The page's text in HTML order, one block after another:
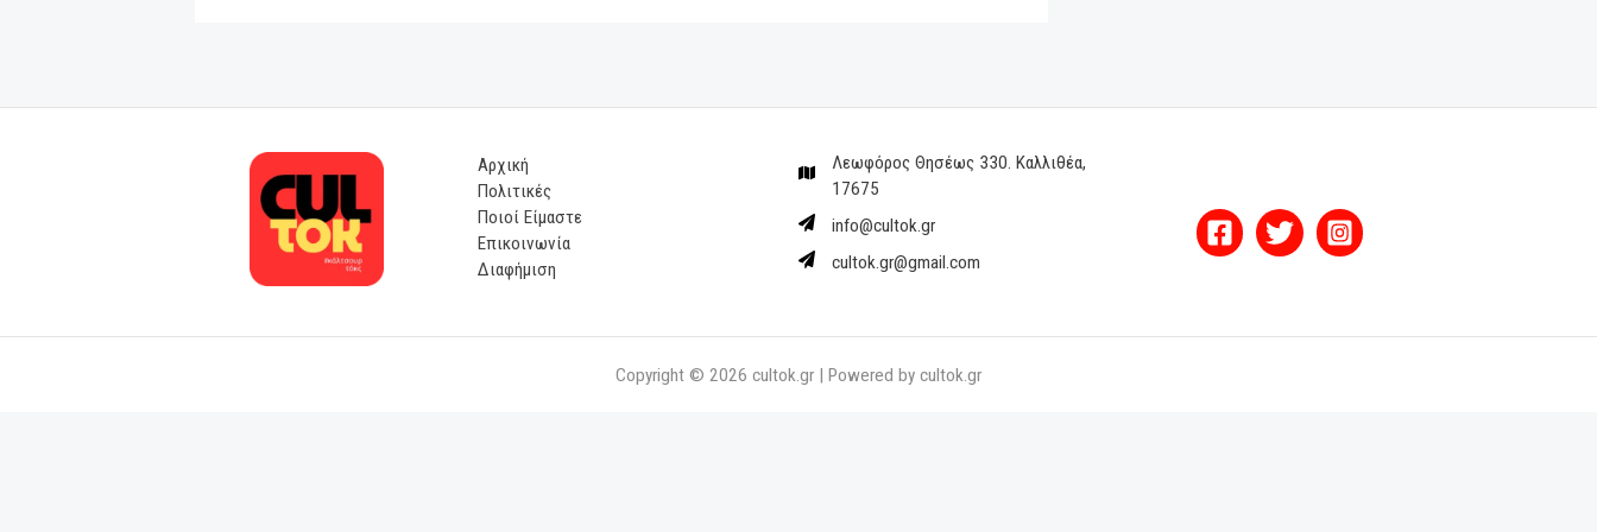
«Ακολούθησε το όνειρό σου,
ακολούθησε το πάθος σου»:
Πώς να ζεις σύμφωνα με την
Τζέιν Γκούντολ